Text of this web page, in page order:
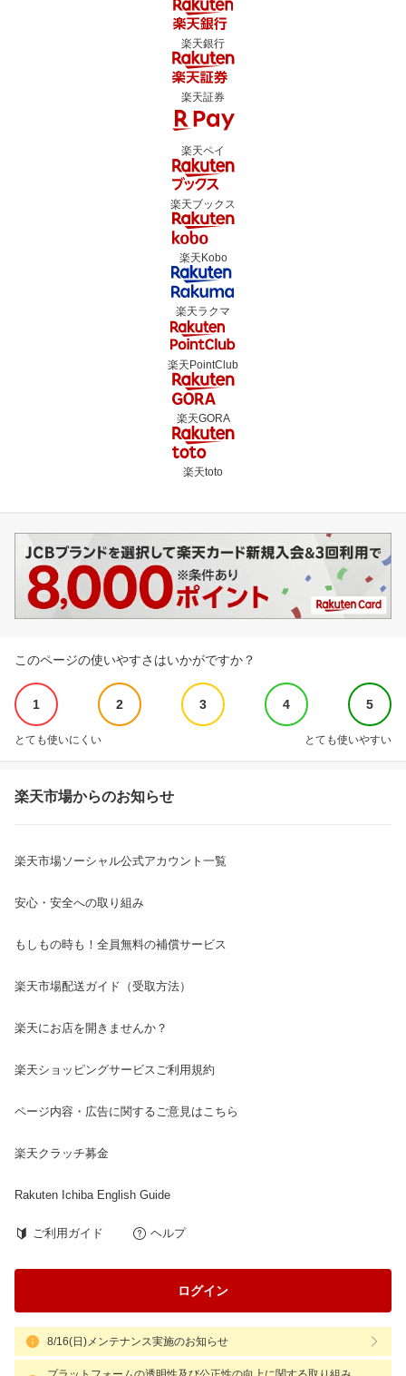
楽天銀行
楽天証券
楽天ペイ
楽天ブックス
楽天Kobo
楽天ラクマ
楽天PointClub
楽天GORA
楽天toto
このページの使いやすさはいかがですか？
1 2 3 4 5
とても使いにくい とても使いやすい
楽天市場からのお知らせ
楽天市場ソーシャル公式アカウント一覧
安心・安全への取り組み
もしもの時も！全員無料の補償サービス
楽天市場配送ガイド（受取方法）
楽天にお店を開きませんか？
楽天ショッピングサービスご利用規約
ページ内容・広告に関するご意見はこちら
楽天クラッチ募金
Rakuten Ichiba English Guide
ご利用ガイド ヘルプ
ログイン
8/16(日)メンテナンス実施のお知らせ